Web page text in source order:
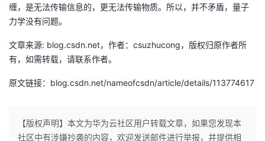
缠，是无法传输信息的，更无法传输物质。所以，并不矛盾，量子
力学没有问题。
文章来源: blog.csdn.net，作者：csuzhucong，版权归原作者所
有，如需转载，请联系作者。
原文链接：blog.csdn.net/nameofcsdn/article/details/113774617
【版权声明】本文为华为云社区用户转载文章，如果您发现本
社区中有涉嫌抄袭的内容，欢迎发送邮件进行举报，并提供相